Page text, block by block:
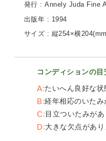
発行 : Annely Juda Fine
出版年 : 1994
サイズ : 縦254×横
コンディションの目
A たいへん良好な状
B 経年相応のいたみ
C 目立ついたみがあ
D 大きな欠点があり